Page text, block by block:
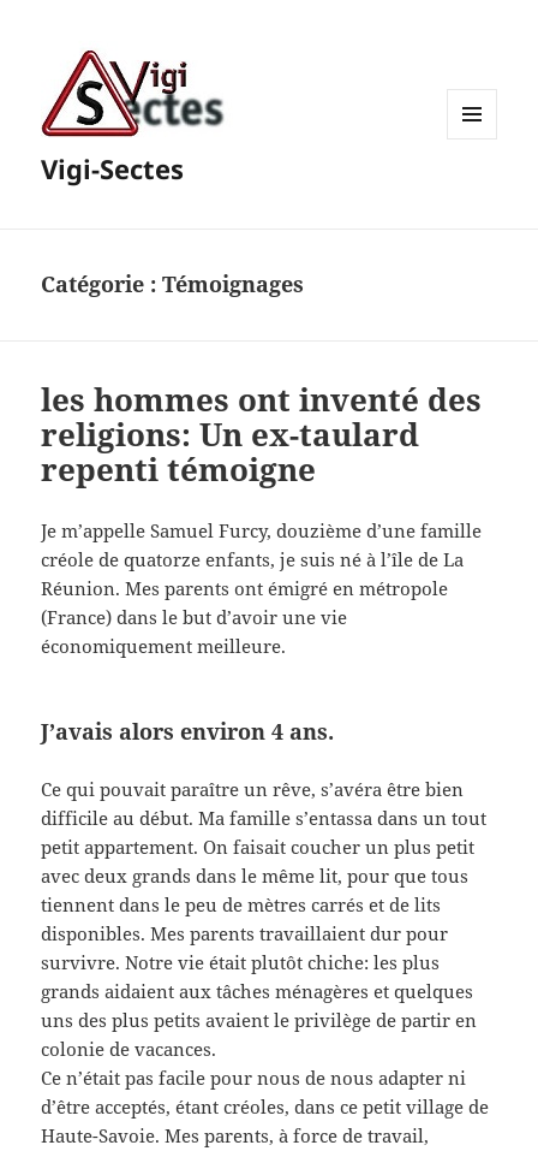
Vigi-Sectes
Catégorie :Témoignages
les hommes ont inventé des
religions: Un ex-taulard
repenti témoigne
Je m’appelle Samuel Furcy, douzième d’une famille
créole de quatorze enfants, je suis né à l’île de La
Réunion. Mes parents ont émigré en métropole
(France) dans le but d’avoir une vie
économiquement meilleure.
J’avais alors environ 4 ans.
Ce qui pouvait paraître un rêve, s’avéra être bien
difficile au début. Ma famille s’entassa dans un tout
petit appartement. On faisait coucher un plus petit
avec deux grands dans le même lit, pour que tous
tiennent dans le peu de mètres carrés et de lits
disponibles. Mes parents travaillaient dur pour
survivre. Notre vie était plutôt chiche: les plus
grands aidaient aux tâches ménagères et quelques
uns des plus petits avaient le privilège de partir en
colonie de vacances.
Ce n’était pas facile pour nous de nous adapter ni
d’être acceptés, étant créoles, dans ce petit village de
Haute-Savoie. Mes parents, à force de travail,